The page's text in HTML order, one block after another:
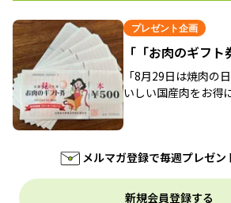
プレゼント企画
「「お肉のギフト
「8月29日は焼肉の
いしい国産肉をお得
メルマガ登録で毎週プレゼン
新規会員登録する